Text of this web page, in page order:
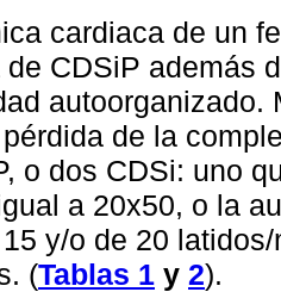
cardiaca de un
CDSiP además
autoorganizado.
de la
o dos CDSi: uno
a 20x50, o la
y/o de 20
(Tablas 1 y 2).